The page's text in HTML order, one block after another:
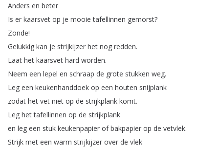
Anders en beter
Is er kaarsvet op je mooie tafellinnen gemorst?
Zonde!
Gelukkig kan je strijkijzer het nog redden.
Laat het kaarsvet hard worden.
Neem een lepel en schraap de grote stukken weg.
Leg een keukenhanddoek op een houten snijplank
zodat het vet niet op de strijkplank komt.
Leg het tafellinnen op de strijkplank
en leg een stuk keukenpapier of bakpapier op de vetvlek.
Strijk met een warm strijkijzer over de vlek